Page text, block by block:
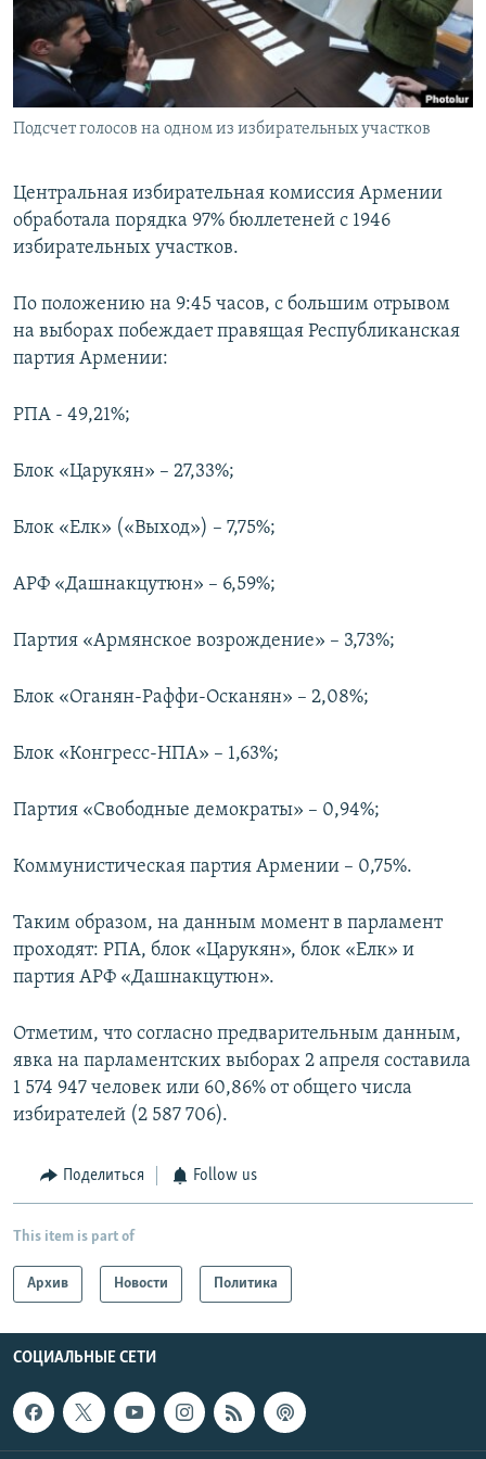
Հայերեն
English
Русский
Все сайты Радио Азатутюн
Подсчет голосов на одном из избирательных участков
Центральная избирательная комиссия Армении
обработала порядка 97% бюллетеней с 1946
избирательных участков.
По положению на 9:45 часов, с большим отрывом
на выборах побеждает правящая Республиканская
партия Армении:
РПА - 49,21%;
Блок «Царукян» – 27,33%;
Блок «Елк» («Выход») – 7,75%;
АРФ «Дашнакцутюн» – 6,59%;
Партия «Армянское возрождение» – 3,73%;
Блок «Оганян-Раффи-Осканян» – 2,08%;
Блок «Конгресс-НПА» – 1,63%;
Партия «Свободные демократы» – 0,94%;
Коммунистическая партия Армении – 0,75%.
Таким образом, на данным момент в парламент
проходят: РПА, блок «Царукян», блок «Елк» и
партия АРФ «Дашнакцутюн».
Отметим, что согласно предварительным данным,
явка на парламентских выборах 2 апреля составила
1 574 947 человек или 60,86% от общего числа
избирателей (2 587 706).
Поделиться Follow us
This item is part of
Архив Новости Политика
СОЦИАЛЬНЫЕ СЕТИ